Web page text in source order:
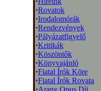
·Rovatok
·Irodalomórák
·Rendezvények
·Pályázatfigyelő
·Kritikák
·Köszöntők
·Könyvajánló
·Fiatal Írók Köre
·Fiatal Írók Rovata
·Arany Opus Díj